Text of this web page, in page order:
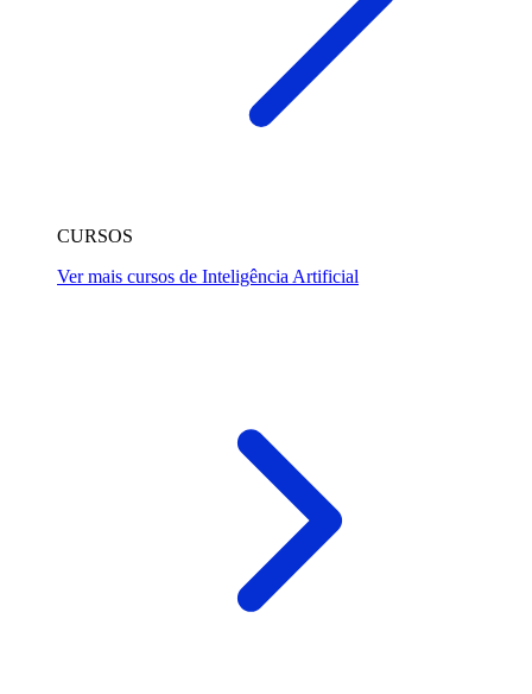
CURSOS
Ver mais cursos de Inteligência Artificial